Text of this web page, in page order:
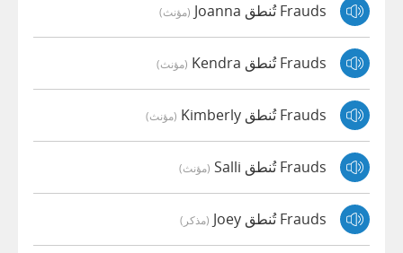
Frauds تُنطق Joanna (مؤنث)
Frauds تُنطق Kendra (مؤنث)
Frauds تُنطق Kimberly (مؤنث)
Frauds تُنطق Salli (مؤنث)
Frauds تُنطق Joey (مذكر)